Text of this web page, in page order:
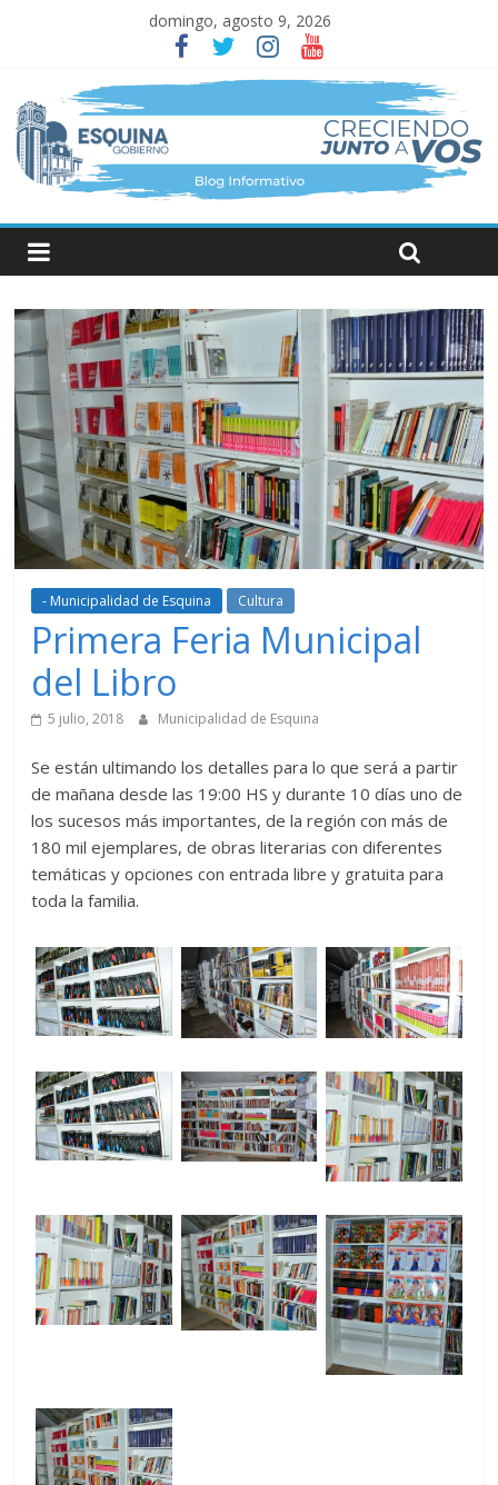
domingo, agosto 9, 2026
- Municipalidad de Esquina Cultura
Primera Feria Municipal
del Libro
5 julio, 2018 Municipalidad de Esquina
Se están ultimando los detalles para lo que será a partir
de mañana desde las 19:00 HS y durante 10 días uno de
los sucesos más importantes, de la región con más de
180 mil ejemplares, de obras literarias con diferentes
temáticas y opciones con entrada libre y gratuita para
toda la familia.